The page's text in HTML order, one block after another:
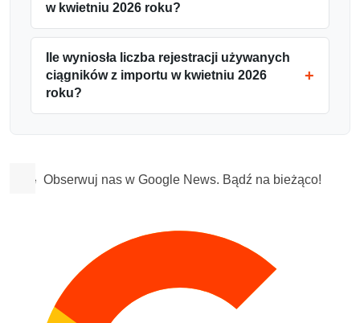
w kwietniu 2026 roku?
Ile wyniosła liczba rejestracji używanych
ciągników z importu w kwietniu 2026
roku?
Obserwuj nas w Google News. Bądź na bieżąco!